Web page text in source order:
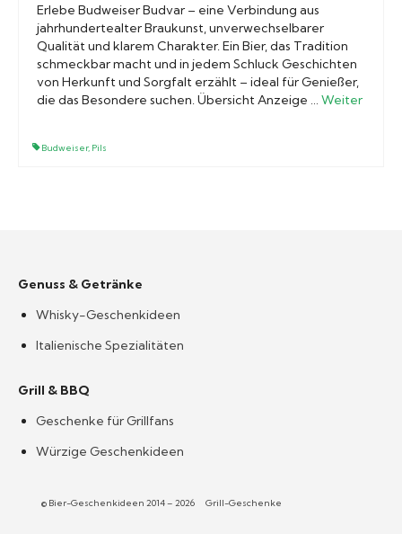
Erlebe Budweiser Budvar – eine Verbindung aus
jahrhundertealter Braukunst, unverwechselbarer
Qualität und klarem Charakter. Ein Bier, das Tradition
schmeckbar macht und in jedem Schluck Geschichten
von Herkunft und Sorgfalt erzählt – ideal für Genießer,
die das Besondere suchen. Übersicht Anzeige … Weiter
Budweiser, Pils
Genuss & Getränke
Whisky-Geschenkideen
Italienische Spezialitäten
Grill & BBQ
Geschenke für Grillfans
Würzige Geschenkideen
© Bier-Geschenkideen 2014 – 2026 Grill-Geschenke